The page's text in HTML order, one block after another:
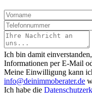
Ich bin damit
Informationen per E-Mail
Meine Einwilligung kann
info@deinimmoberater.de
Ich habe die